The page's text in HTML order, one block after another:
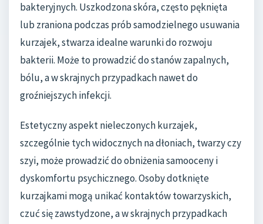
bakteryjnych. Uszkodzona skóra, często pęknięta
lub zraniona podczas prób samodzielnego usuwania
kurzajek, stwarza idealne warunki do rozwoju
bakterii. Może to prowadzić do stanów zapalnych,
bólu, a w skrajnych przypadkach nawet do
groźniejszych infekcji.
Estetyczny aspekt nieleczonych kurzajek,
szczególnie tych widocznych na dłoniach, twarzy czy
szyi, może prowadzić do obniżenia samooceny i
dyskomfortu psychicznego. Osoby dotknięte
kurzajkami mogą unikać kontaktów towarzyskich,
czuć się zawstydzone, a w skrajnych przypadkach